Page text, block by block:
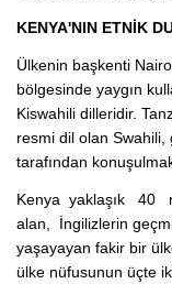
KENYA'NIN ETNİK
Ülkenin başkenti
bölgesinde yaygın
Kiswahili dilleridir.
resmi dil olan Swahili,
tarafından
Kenya yaklaşık 40
alan, İngilizlerin
yaşayayan fakir bir
ülke nüfusunun üçte